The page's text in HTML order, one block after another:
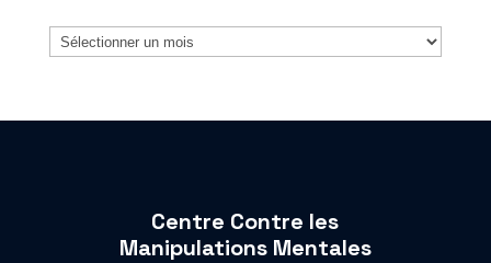
Archives
Centre Contre les
Manipulations Mentales